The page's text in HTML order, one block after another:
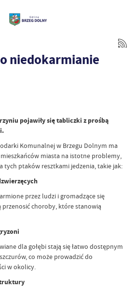
niedokarmianie
pojawiły się tabliczki z prośbą
Komunalnej w Brzegu Dolnym ma
miasta na istotne problemy,
tych ptaków resztkami jedzenia, takie jak:
przez ludzi i gromadzące się
przenosić choroby, które stanowią
dla gołębi stają się łatwo dostępnym
co może prowadzić do
w okolicy.